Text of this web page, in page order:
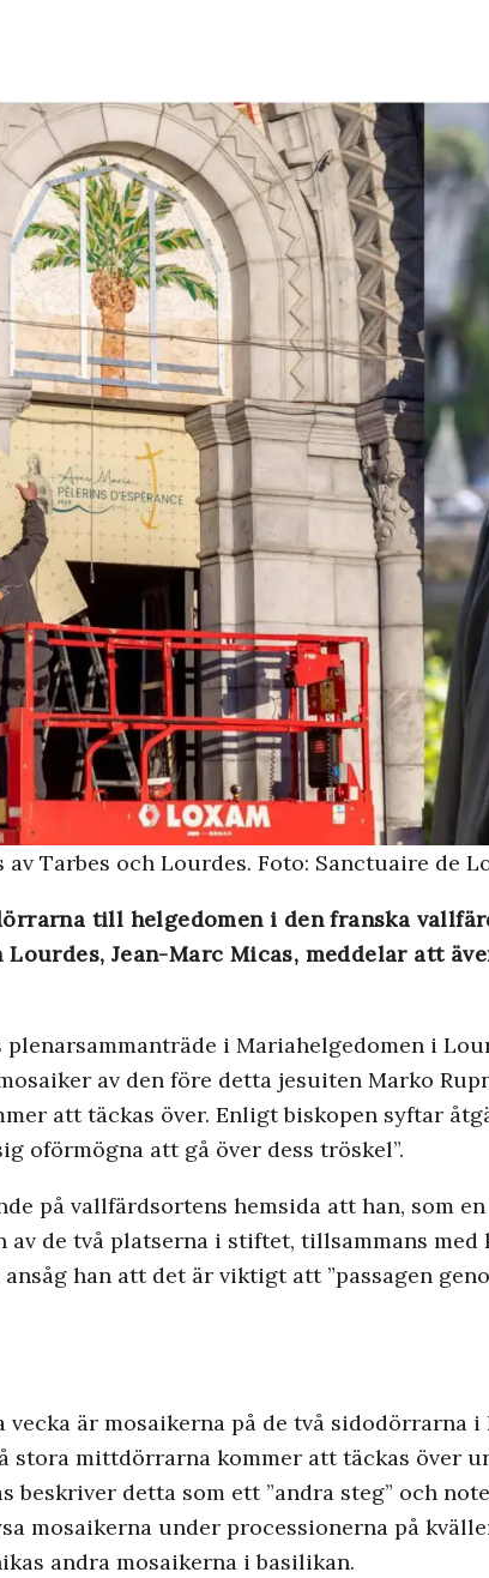
av Tarbes och Lourdes. Foto: Sanctuaire de
till helgedomen i den franska
Lourdes, Jean-Marc Micas, meddelar att
i Mariahelgedomen i
av den före detta jesuiten Marko
att täckas över. Enligt biskopen syftar
oförmögna att gå över dess tröskel”.
på vallfärdsortens hemsida att han, som
de två platserna i stiftet, tillsammans
han att det är viktigt att ”passagen
vecka är mosaikerna på de två sidodörrarna
stora mittdörrarna kommer att täckas över
beskriver detta som ett ”andra steg” och
mosaikerna under processionerna på
andra mosaikerna i basilikan.